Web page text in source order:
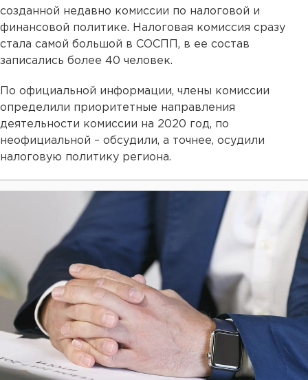
созданной недавно комиссии по налоговой и
финансовой политике. Налоговая комиссия сразу
стала самой большой в СОСПП, в ее состав
записались более 40 человек.
По официальной информации, члены комиссии
определили приоритетные направления
деятельности комиссии на 2020 год, по
неофициальной – обсудили, а точнее, осудили
налоговую политику региона.